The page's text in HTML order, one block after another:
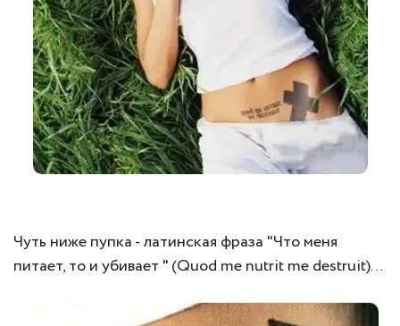
Чуть ниже пупка - латинская фраза "Что меня
питает, то и убивает " (Quod me nutrit me destruit)…